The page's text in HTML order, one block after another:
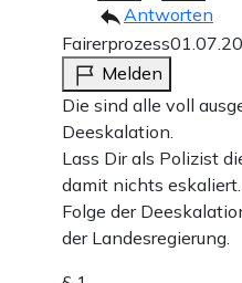
Antworten
Fairerprozess
Melden
Die sind alle voll
Deeskalation.
Lass Dir als Polizist
damit nichts eskaliert.
Folge der
der Landesregierung.